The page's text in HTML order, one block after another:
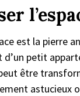
est la pierre
d’un petit
être
astucieux